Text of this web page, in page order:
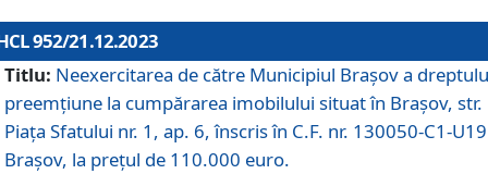
952/21.12.2023
Titlu: Neexercitarea de către Municipiul Brașov a
preemțiune la cumpărarea imobilului situat în Brașov, str.
Piața Sfatului nr. 1, ap. 6, înscris în C.F. nr. 130050-C1-U19
Brașov, la prețul de 110.000 euro.